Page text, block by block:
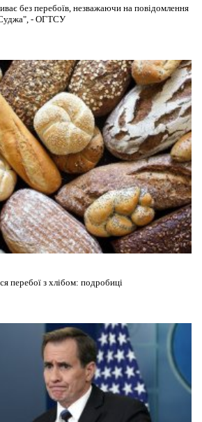
без перебоїв, незважаючи на повідомлення
- ОГТСУ
перебої з хлібом: подробиці